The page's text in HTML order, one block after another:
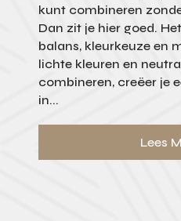
kunt combineren
Dan zit je hier goed.
balans, kleurkeuze en
lichte kleuren en
combineren, creëer je
in...
Lees